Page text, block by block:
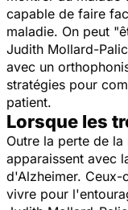
capable de faire
maladie. On peut
Judith Mollard-
avec un
stratégies pour
patient.
Lorsque les
Outre la perte de
apparaissent avec
d'Alzheimer.
vivre pour